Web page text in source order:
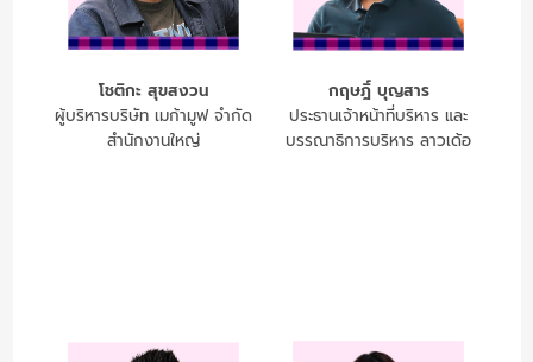
โชติกะ สุขสงวน
ผู้บริหารบริษัท เมก้ามูฟ จำกัด
สำนักงานใหญ่
กฤษฎิ์ บุญสาร
ประธานเจ้าหน้าที่บริหาร และ
บรรณาธิการบริหาร ลาวเด้อ